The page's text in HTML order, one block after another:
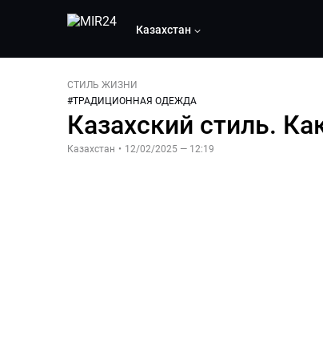
Казахстан
СТИЛЬ ЖИЗНИ
#ТРАДИЦИОННАЯ ОДЕЖДА
Казахский стиль.
Казахстан • 12/02/2025 — 12:19